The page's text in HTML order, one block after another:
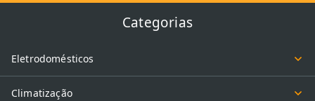
Categorias
Eletrodomésticos
Climatização